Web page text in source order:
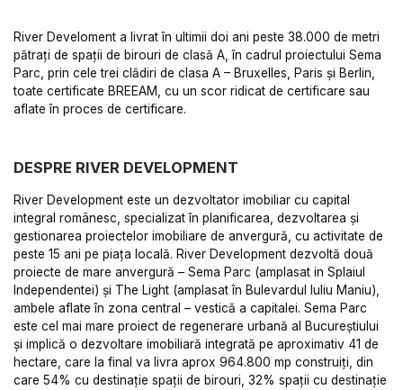
River Develoment a livrat în ultimii doi ani peste 38.000 de metri
pătrați de spații de birouri de clasă A, în cadrul proiectului Sema
Parc, prin cele trei clădiri de clasa A – Bruxelles, Paris și Berlin,
toate certificate BREEAM, cu un scor ridicat de certificare sau
aflate în proces de certificare.
DESPRE RIVER DEVELOPMENT
River Development este un dezvoltator imobiliar cu capital
integral românesc, specializat în planificarea, dezvoltarea și
gestionarea proiectelor imobiliare de anvergură, cu activitate de
peste 15 ani pe piața locală. River Development dezvoltă două
proiecte de mare anvergură – Sema Parc (amplasat in Splaiul
Independentei) și The Light (amplasat în Bulevardul Iuliu Maniu),
ambele aflate în zona central – vestică a capitalei. Sema Parc
este cel mai mare proiect de regenerare urbană al Bucureștiului
și implică o dezvoltare imobiliară integrată pe aproximativ 41 de
hectare, care la final va livra aprox 964.800 mp construiţi, din
care 54% cu destinație spații de birouri, 32% spații cu destinație